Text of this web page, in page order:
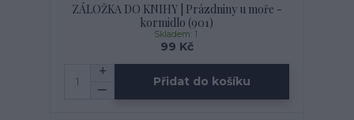
ZÁLOŽKA DO KNIHY | Prázdniny u moře -
kormidlo (901)
99 Kč
Skladem: 1
Přidat do košíku